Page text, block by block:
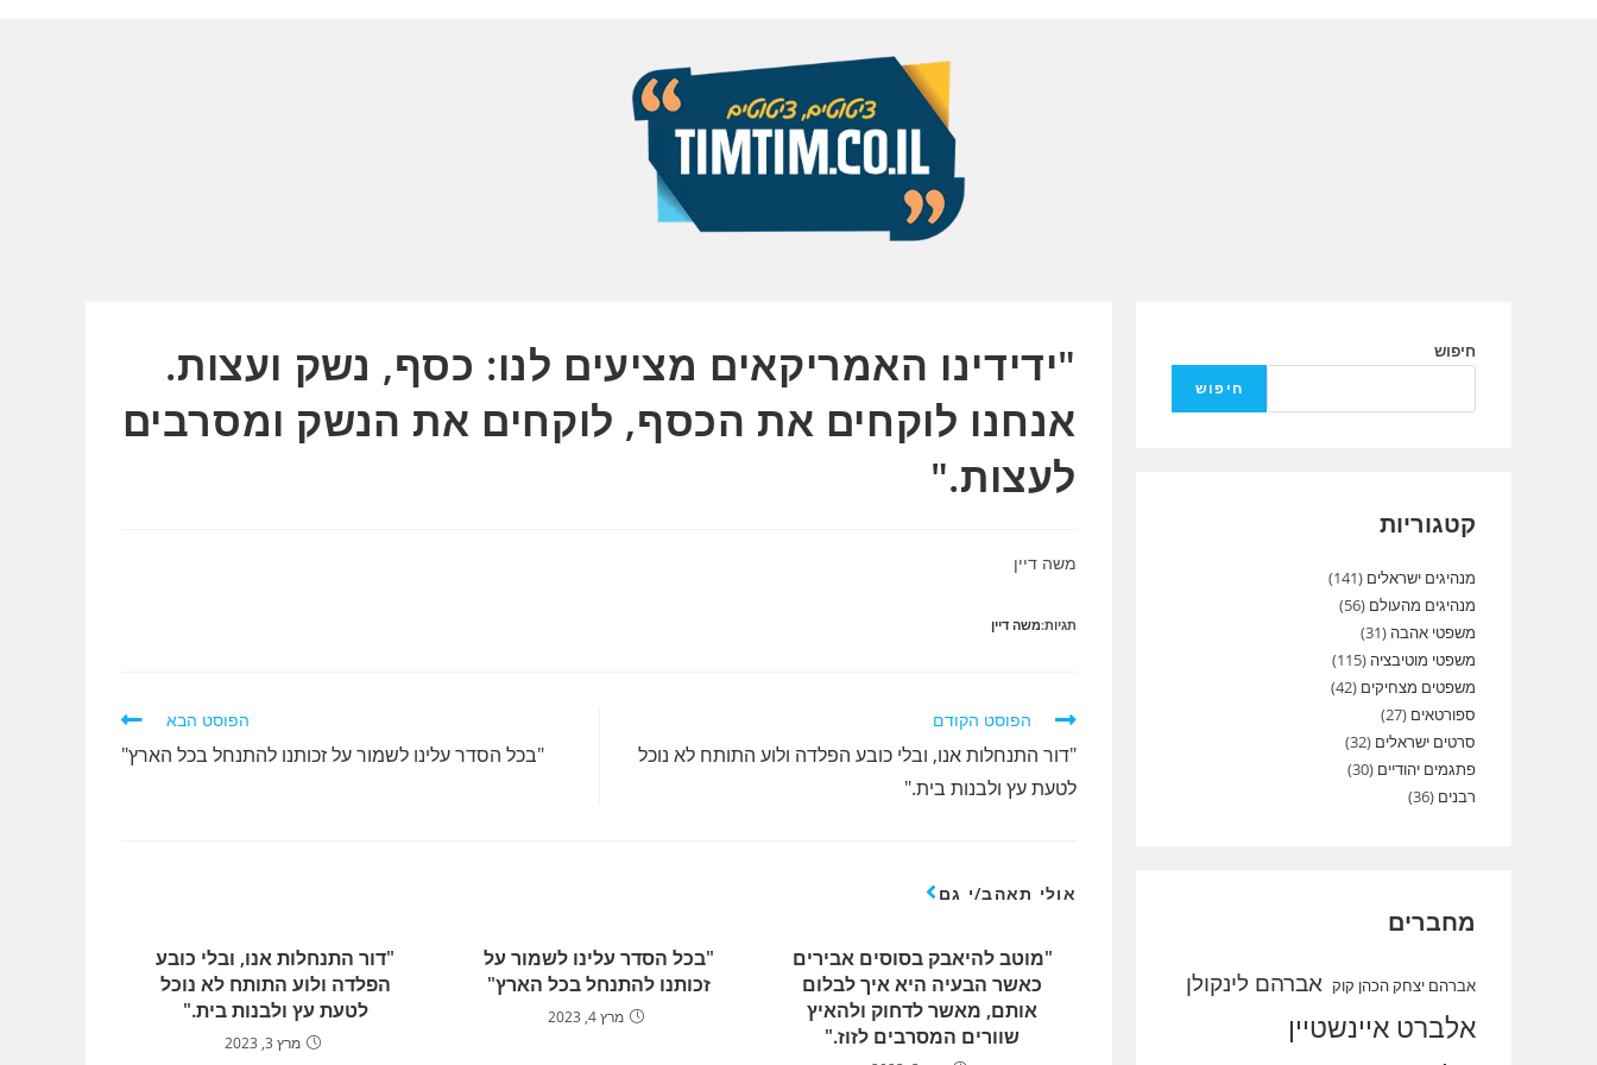
"ידידינו האמריקאים מציעים לנו: כסף, נשק ועצות.
אנחנו לוקחים את הכסף, לוקחים את הנשק ומסרבים
לעצות."
משה דיין
תגיות:משה דיין
לקרוא
נוספים
הפוסט הקודם
"דור התנחלות אנו, ובלי כובע הפלדה ולוע התותח לא נוכל
לטעת עץ ולבנות בית."
הפוסט הבא
"בכל הסדר עלינו לשמור על זכותנו להתנחל בכל הארץ"
אולי תאהב/י גם
"דור התנחלות אנו, ובלי כובע
הפלדה ולוע התותח לא נוכל
לטעת עץ ולבנות בית."
מרץ 3, 2023
"בכל הסדר עלינו לשמור על
זכותנו להתנחל בכל הארץ"
מרץ 4, 2023
"מוטב להיאבק בסוסים אבירים
כאשר הבעיה היא איך לבלום
אותם, מאשר לדחוק ולהאיץ
שוורים המסרבים לזוז."
חיפוש
חיפוש
קטגוריות
מנהיגים ישראלים (141)
מנהיגים מהעולם (56)
משפטי אהבה (31)
משפטי מוטיבציה (115)
משפטים מצחיקים (42)
ספורטאים (27)
סרטים ישראלים (32)
פתגמים יהודיים (30)
רבנים (36)
מחברים
אברהם יצחק הכהן קוק אברהם לינקולן
אלברט איינשטיין